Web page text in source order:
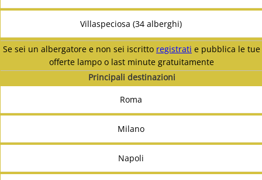
Villaspeciosa (34 alberghi)
Se sei un albergatore e non sei iscritto registrati e pubblica le tue
offerte lampo o last minute gratuitamente
Principali destinazioni
Roma
Milano
Napoli